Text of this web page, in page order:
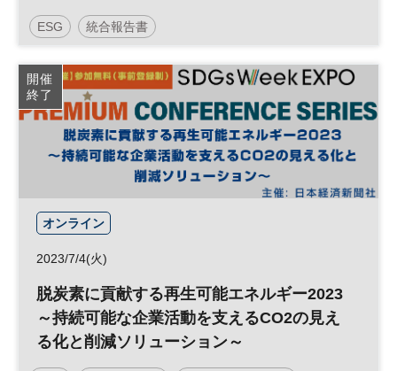
ESG 統合報告書
開催
終了
オンライン
2023/7/4(火)
脱炭素に貢献する再生可能エネルギー2023
～持続可能な企業活動を支えるCO2の見え
る化と削減ソリューション～